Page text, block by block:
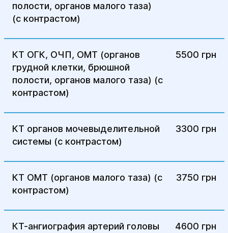
полости, органов малого таза)
(с контрастом)
КТ ОГК, ОЧП, ОМТ (органов
грудной клетки, брюшной
полости, органов малого таза) (с
контрастом)
5500 грн
КТ органов мочевыделительной
системы (с контрастом)
3300 грн
КТ ОМТ (органов малого таза) (с
контрастом)
3750 грн
КТ-ангиография артерий головы
4600 грн